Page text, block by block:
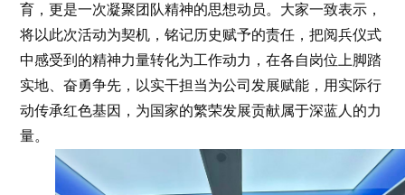
育，更是一次凝聚团队精神的思想动员。大家一致表示，
将以此次活动为契机，铭记历史赋予的责任，把阅兵仪式
中感受到的精神力量转化为工作动力，在各自岗位上脚踏
实地、奋勇争先，以实干担当为公司发展赋能，用实际行
动传承红色基因，为国家的繁荣发展贡献属于深蓝人的力
量。